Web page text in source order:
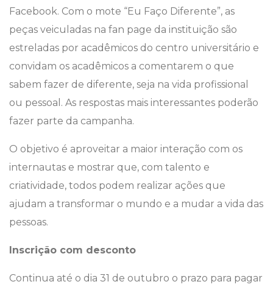
Facebook. Com o mote “Eu Faço Diferente”, as
peças veiculadas na fan page da instituição são
estreladas por acadêmicos do centro universitário e
convidam os acadêmicos a comentarem o que
sabem fazer de diferente, seja na vida profissional
ou pessoal. As respostas mais interessantes poderão
fazer parte da campanha.
O objetivo é aproveitar a maior interação com os
internautas e mostrar que, com talento e
criatividade, todos podem realizar ações que
ajudam a transformar o mundo e a mudar a vida das
pessoas.
Inscrição com desconto
Continua até o dia 31 de outubro o prazo para pagar